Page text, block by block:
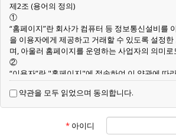
제2조 (용어의 정의)
①
“홈페이지”란 회사가 컴퓨터 등 정보통신설비를
을 이용자에게 제공하고 거래할 수 있도록 설정
며, 아울러 홈페이지를 운영하는 사업자의 의미
②
“이용자”란 "홈페이지"에 접속하여 이 약관에 따
는 서비스를 받는 회원 및 비회원을 말합니다.
③
“회원”이라 함은 "홈페이지"에 개인정보를 제공
서, "홈페이지"의 정보를 지속적으로 제공받으며
서비스를 계속적으로 이용할 수 있는 자를 말합니
약관을 모두 읽었으며 동의합니다.
* 아이디